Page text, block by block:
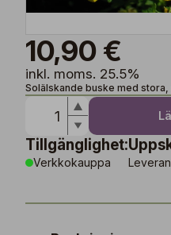
10,90 €
inkl. moms. 25.5%
Solälskande buske med
Tillgänglighet:
Verkkokauppa